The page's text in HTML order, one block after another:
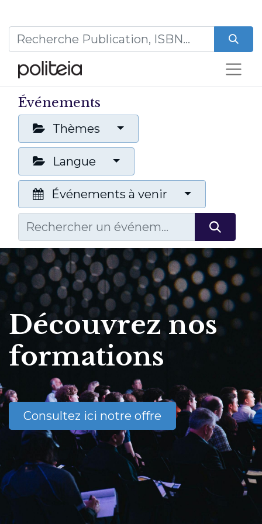
Événements
Thèmes
Langue
Événements à venir
Découvrez nos
formations
Consultez ici notre offre